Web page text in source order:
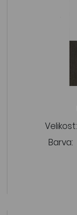
Velikost:
Barva: